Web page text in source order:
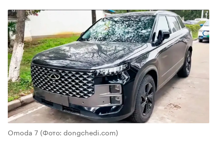
Omoda 7 (Фото: dongchedi.com)